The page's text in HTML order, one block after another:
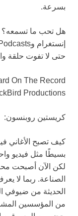
بسرعة.
حتى لا تفوت حلقة
Productions.
كريستين روبنسون:
كيف تصبح الأغاني
لكن الآن أصبحت
الصناعة. ربما لا
الحديثة من ضيوفي